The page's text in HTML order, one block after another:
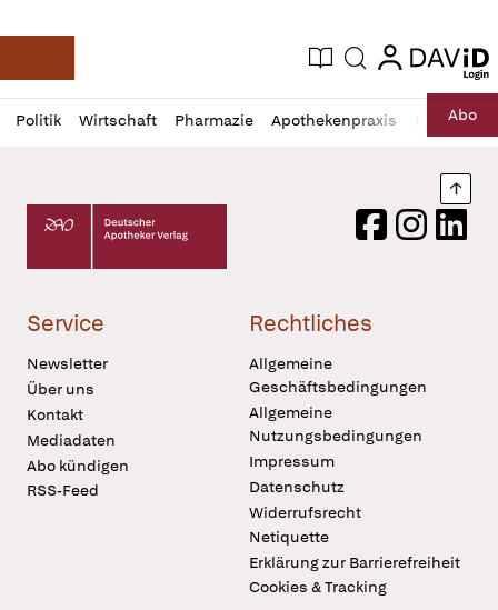
Deutsche Apotheker Zeitung
Aktuelle Ausgabe
Suche login
login
Politik Wirtschaft Pharmazie Apothekenpraxis RechtAbo
Profil
öffnen
Daz
Pur
Deutscher Apotheker Verlag Logo
FacebookInstagram
Service
Newsletter
Über uns
Kontakt
Mediadaten
Abo kündigen
RSS-Feed
Rechtliches
Allgemeine
Geschäftsbedingungen
Allgemeine
Nutzungsbedingungen
Impressum
Datenschutz
Widerrufsrecht
Netiquette
Erklärung zur Barrierefreiheit
Cookies & Tracking